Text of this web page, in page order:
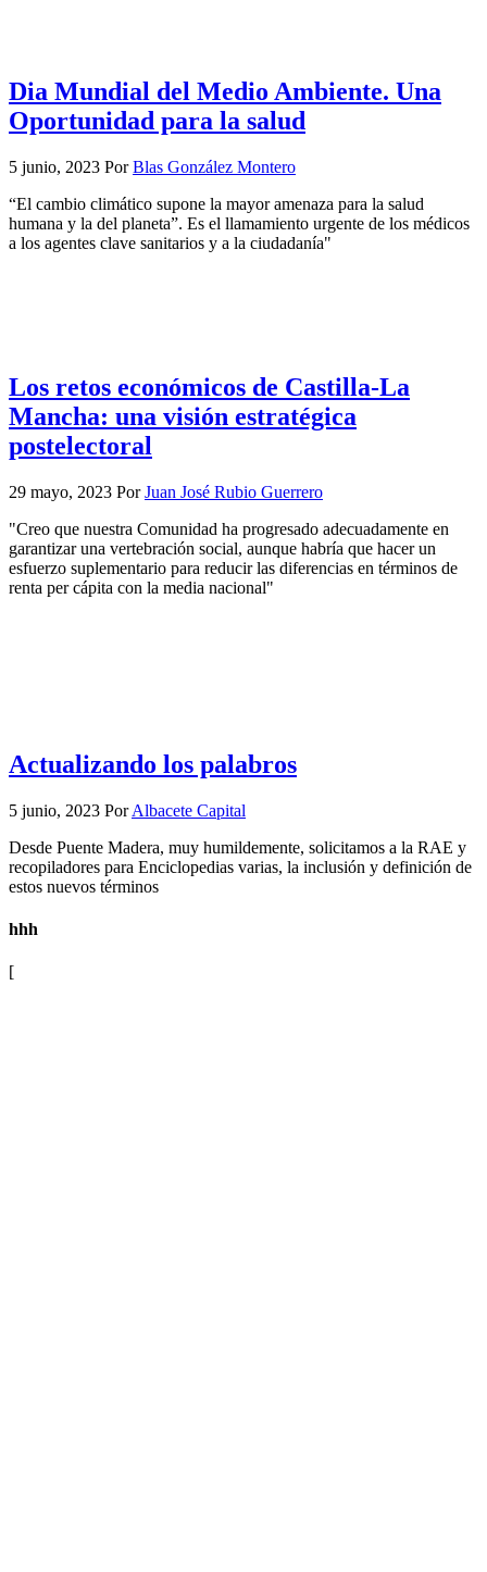
Dia Mundial del Medio Ambiente. Una
Oportunidad para la salud
5 junio, 2023 PorBlas González Montero
“El cambio climático supone la mayor amenaza para la salud
humana y la del planeta”. Es el llamamiento urgente de los médicos
a los agentes clave sanitarios y a la ciudadanía"
Los retos económicos de Castilla-La
Mancha: una visión estratégica
postelectoral
29 mayo, 2023 PorJuan José Rubio Guerrero
"Creo que nuestra Comunidad ha progresado adecuadamente en
garantizar una vertebración social, aunque habría que hacer un
esfuerzo suplementario para reducir las diferencias en términos de
renta per cápita con la media nacional"
Actualizando los palabros
5 junio, 2023 PorAlbacete Capital
Desde Puente Madera, muy humildemente, solicitamos a la RAE y
recopiladores para Enciclopedias varias, la inclusión y definición de
estos nuevos términos
hhh
[